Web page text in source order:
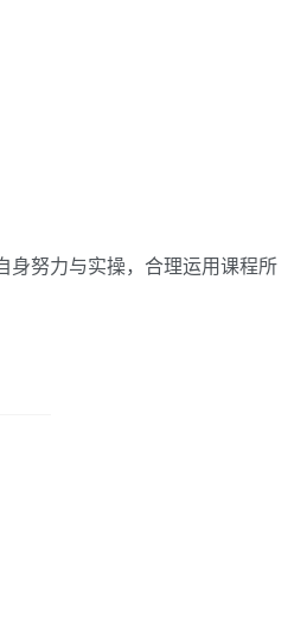
身努力与实操，合理运用课程所